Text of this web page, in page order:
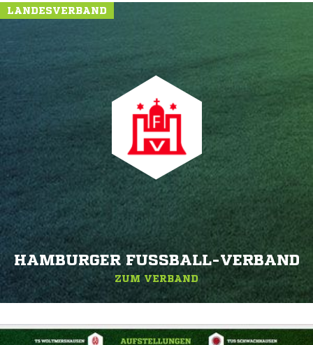
LANDESVERBAND
HAMBURGER FUSSBALL-VERBAND
ZUM VERBAND